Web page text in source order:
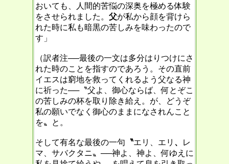
おいても、人間的苦悩の深奥を極める体験
をさせられました。 父が私から顔を背けら
れた時に私も暗黒の苦しみを味わったので
す」
（訳者注──最後の一文は多分はりつけにさ
れた時のことを指すのであろう。その直前
イエスは窮地を救ってくれるよう父なる神
に祈った──〝父よ、御心ならば 、何とぞこ
の苦しみの杯を取り 除き給え。 が、どうぞ
私の願いでなく御心のままになされんこと
を〟
と。
そして有名な最後の一句 〝エリ、エリ 、
レ
マ 、サバクタニ〟──神よ、神よ、何ゆえに